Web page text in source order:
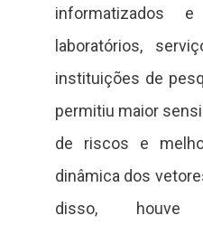
informatizados
laboratórios,
instituições de
permitiu maior
de riscos e
dinâmica dos
disso, houve